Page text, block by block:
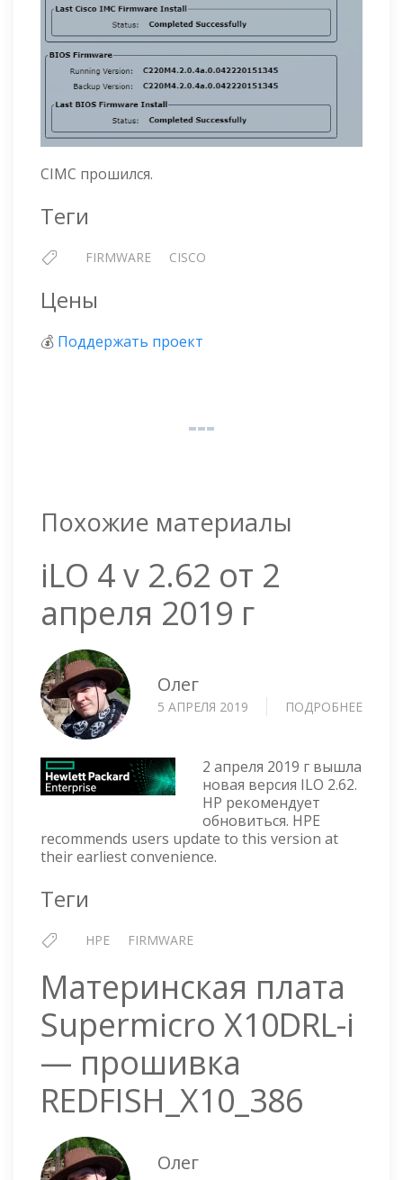
CIMC прошился.
Теги
FIRMWARE CISCO
Цены
💰 Поддержать проект
Похожие материалы
iLO 4 v 2.62 от 2
апреля 2019 г
Олег
5 АПРЕЛЯ 2019 ПОДРОБНЕЕ
2 апреля 2019 г вышла
новая версия ILO 2.62.
HP рекомендует
обновиться. HPE
recommends users update to this version at
their earliest convenience.
Теги
HPE FIRMWARE
Материнская плата
Supermicro X10DRL-i
— прошивка
REDFISH_X10_386
Олег